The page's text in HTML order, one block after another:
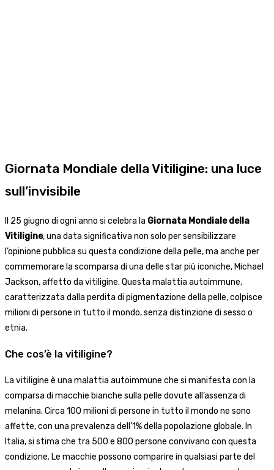
Giornata Mondiale della Vitiligine: una luce
sull’invisibile
Il 25 giugno di ogni anno si celebra la Giornata Mondiale della
Vitiligine, una data significativa non solo per sensibilizzare
l’opinione pubblica su questa condizione della pelle, ma anche per
commemorare la scomparsa di una delle star più iconiche, Michael
Jackson, affetto da vitiligine. Questa malattia autoimmune,
caratterizzata dalla perdita di pigmentazione della pelle, colpisce
milioni di persone in tutto il mondo, senza distinzione di sesso o
etnia.
Che cos’è la vitiligine?
La vitiligine è una malattia autoimmune che si manifesta con la
comparsa di macchie bianche sulla pelle dovute all’assenza di
melanina. Circa 100 milioni di persone in tutto il mondo ne sono
affette, con una prevalenza dell’1% della popolazione globale. In
Italia, si stima che tra 500 e 800 persone convivano con questa
condizione. Le macchie possono comparire in qualsiasi parte del